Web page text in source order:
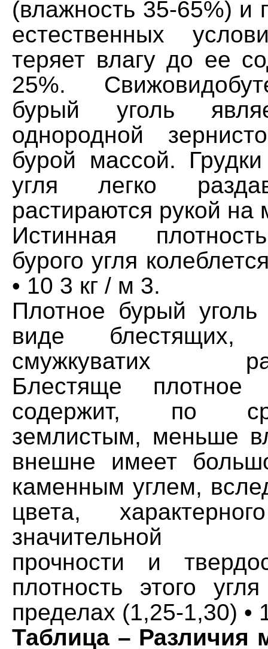
(влажность 35-65%) и
естественных
теряет влагу до ее
25%.
бурый уголь
однородной
бурой массой.
угля легко
растираются рукой на
Истинная
бурого угля
• 10 3 кг / м 3.
Плотное бурый уголь
виде
смужкуватих
Блестяще плотное
содержит, по
землистым, меньше
внешне имеет
каменным углем,
цвета,
значительной
прочности и
плотность этого
пределах (1,25-1,30) •
Таблица – Различия